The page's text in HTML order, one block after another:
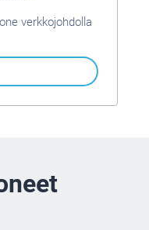
verkkojohdolla